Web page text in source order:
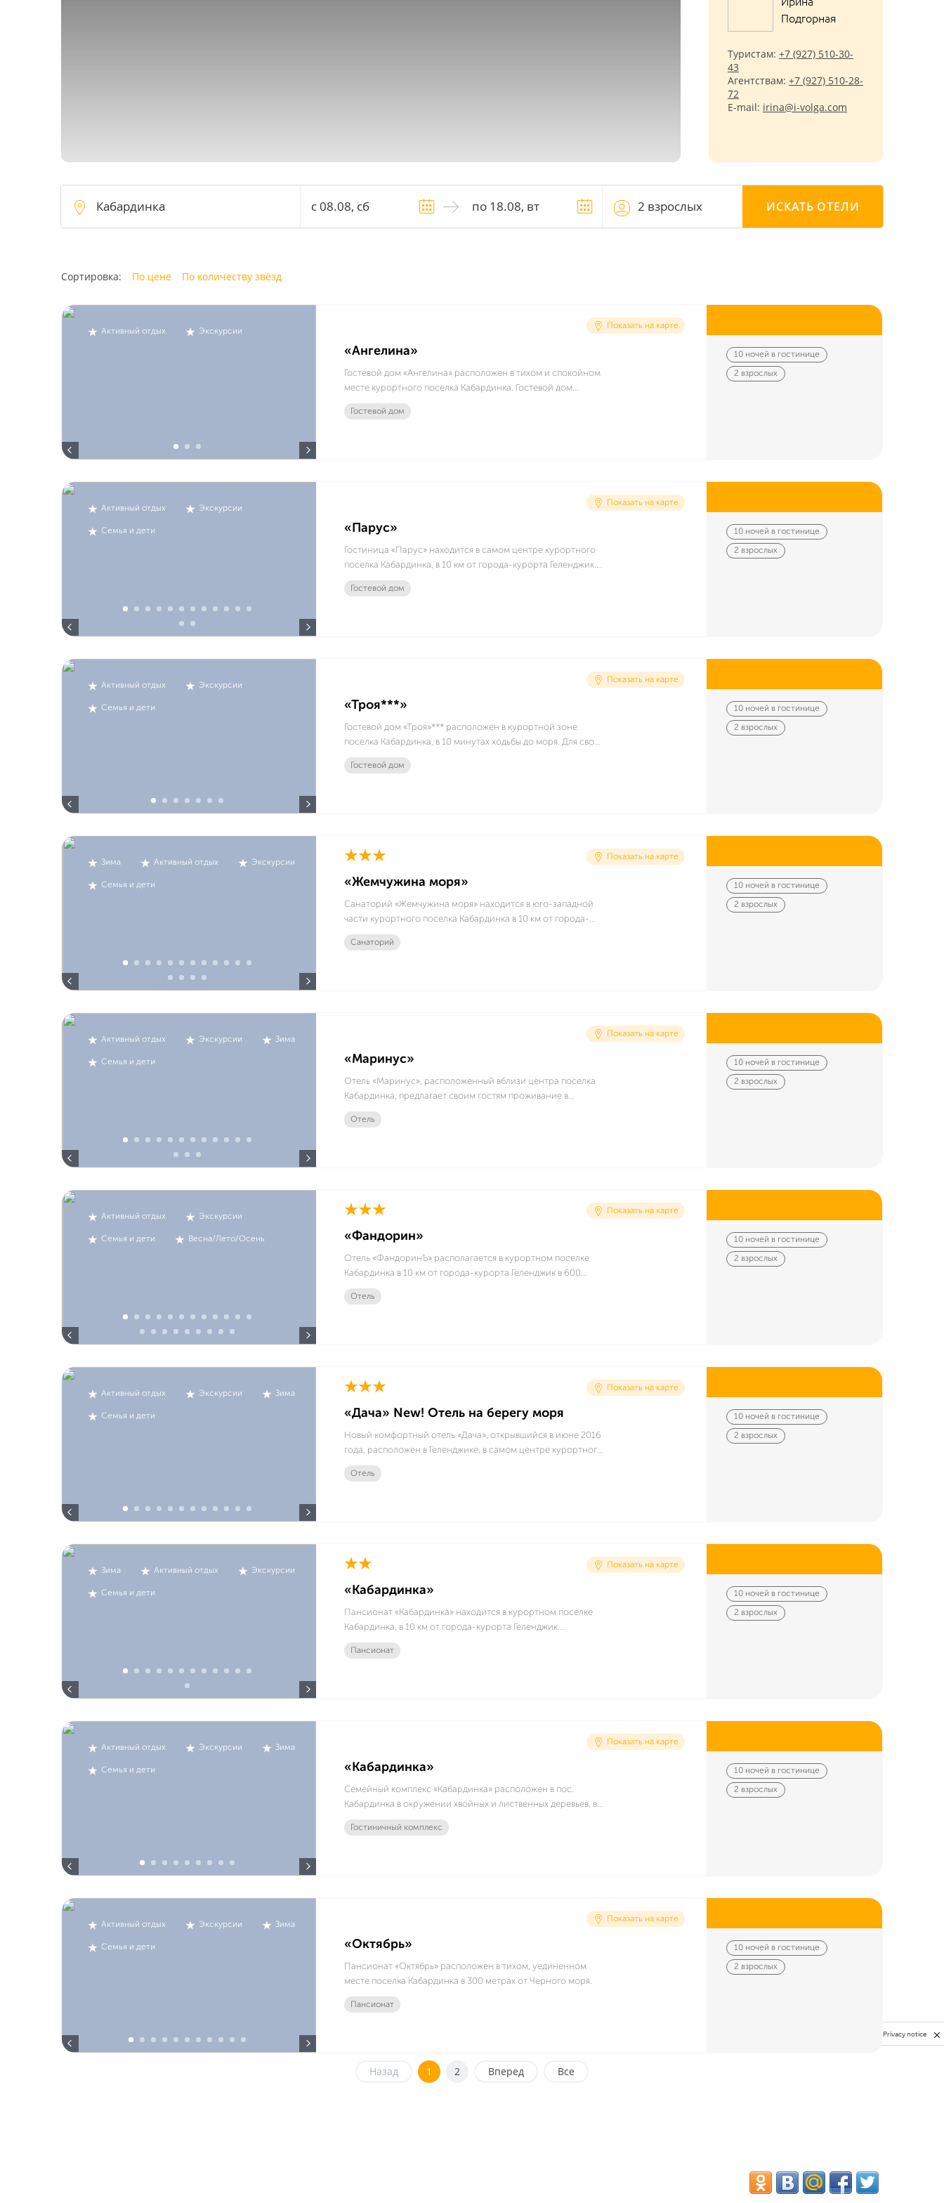
Подгорная
Туристам: +7 (927) 510-30-
43
Агентствам: +7 (927) 510-28-
72
E-mail: irina@i-volga.com
2 взрослых ИСКАТЬ ОТЕЛИ
Сортировка: По цене По количеству звёзд
Активный отдых Экскурсии
Показать на карте
«Ангелина»
Гостевой дом «Ангелина» расположен в тихом и спокойном
месте курортного поселка Кабардинка. Гостевой дом
подходит для любителей тихого и спокойного пляжного
отдыха.
Гостевой дом
10 ночей в гостинице
2 взрослых
Активный отдых Экскурсии
Семья и дети
Показать на карте
«Парус»
Гостиница «Парус» находится в самом центре курортного
поселка Кабардинка, в 10 км от города-курорта Геленджик.
До благоустроенных пляжей и набережной 900 метров. На
территории гостиницы есть зона отдыха с открытым
Гостевой дом
10 ночей в гостинице
2 взрослых
Активный отдых Экскурсии
Семья и дети
Показать на карте
«Троя***»
Гостевой дом «Троя»*** расположен в курортной зоне
поселка Кабардинка, в 10 минутах ходьбы до моря. Для своих
гостей, проживающих в отеле в период 01.05-20.06 и 01.09-
30.09 ГД «Троя***» дарит разовое посещение океанариума
Гостевой дом
10 ночей в гостинице
2 взрослых
Зима Активный отдых Экскурсии
Семья и дети
Показать на карте
«Жемчужина моря»
Санаторий «Жемчужина моря» находится в юго-западной
части курортного поселка Кабардинка в 10 км от города-
курорта Геленджик. Санаторий расположен на площади 8 га
в вечнозеленом сосновом бору в 50 метрах от Черного
Санаторий
10 ночей в гостинице
2 взрослых
Активный отдых Экскурсии Зима
Семья и дети
Показать на карте
«Маринус»
Отель «Маринус», расположенный вблизи центра поселка
Кабардинка, предлагает своим гостям проживание в
комфортных современных номерах и большой спектр
дополнительных услуг на территории. Отель «Маринус»
Отель
10 ночей в гостинице
2 взрослых
Активный отдых Экскурсии
Семья и дети Весна/Лето/Осень
Показать на карте
«Фандорин»
Отель «ФандоринЪ» располагается в курортном поселке
Кабардинка в 10 км от города-курорта Геленджик в 600
метрах от моря. На небольшой уютной и озелененной
территории отеля есть бассейн с детской зоной. Отель
Отель
10 ночей в гостинице
2 взрослых
Активный отдых Экскурсии Зима
Семья и дети
Показать на карте
«Дача» New! Отель на берегу моря
Новый комфортный отель «Дача», открывшийся в июне 2016
года, расположен в Геленджике, в самом центре курортного
поселка Кабардинка прямо у моря. Отель - замечательное
место отдыха для ценителей комфорта, домашнего уюта и
Отель
10 ночей в гостинице
2 взрослых
Зима Активный отдых Экскурсии
Семья и дети
Показать на карте
«Кабардинка»
Пансионат «Кабардинка» находится в курортном поселке
Кабардинка, в 10 км от города-курорта Геленджик.
Пансионат стоит на берегу черноморской Цемесской
бухты. До собственного мелкогалечного пляжа всего 20
Пансионат
10 ночей в гостинице
2 взрослых
Активный отдых Экскурсии Зима
Семья и дети
Показать на карте
«Кабардинка»
Семейный комплекс «Кабардинка» расположен в пос.
Кабардинка в окружении хвойных и лиственных деревьев, в
250 метрах от Черного моря. Уютный отель, морской воздух,
красота моря, зелень деревьев подарят Вам незабываемый
Гостиничный комплекс
10 ночей в гостинице
2 взрослых
Активный отдых Экскурсии Зима
Семья и дети
Показать на карте
«Октябрь»
Пансионат «Октябрь» расположен в тихом, уединенном
месте поселка Кабардинка в 300 метрах от Черного моря.
Пансионат
10 ночей в гостинице
2 взрослых
Назад 1 2 Вперед Все
Privacy notice